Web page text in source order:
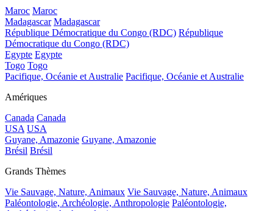
Maroc Maroc
Madagascar Madagascar
République Démocratique du Congo (RDC) République
Démocratique du Congo (RDC)
Egypte Egypte
Togo Togo
Pacifique, Océanie et Australie Pacifique, Océanie et Australie
Amériques
Canada Canada
USA USA
Guyane, Amazonie Guyane, Amazonie
Brésil Brésil
Grands Thèmes
Vie Sauvage, Nature, Animaux Vie Sauvage, Nature, Animaux
Paléontologie, Archéologie, Anthropologie Paléontologie,